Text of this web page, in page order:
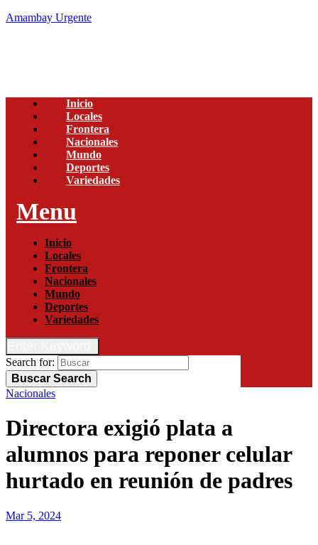
Amambay Urgente
Inicio
Locales
Frontera
Nacionales
Mundo
Deportes
Variedades
Menu
Inicio
Locales
Frontera
Nacionales
Mundo
Deportes
Variedades
Search for:
Buscar Search
Nacionales
Directora exigió plata a
alumnos para reponer celular
hurtado en reunión de padres
Mar 5, 2024